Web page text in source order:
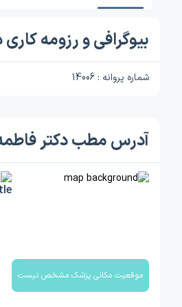
بیوگرافی و رزومه
شماره پروانه : 14006
آدرس مطب دکتر فاطمه
موقعیت مکانی پزشک مشخص نیست